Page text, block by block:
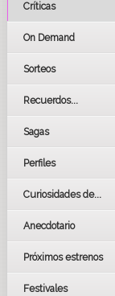
Críticas
On Demand
Sorteos
Recuerdos...
Sagas
Perfiles
Curiosidades de...
Anecdotario
Próximos estrenos
Festivales